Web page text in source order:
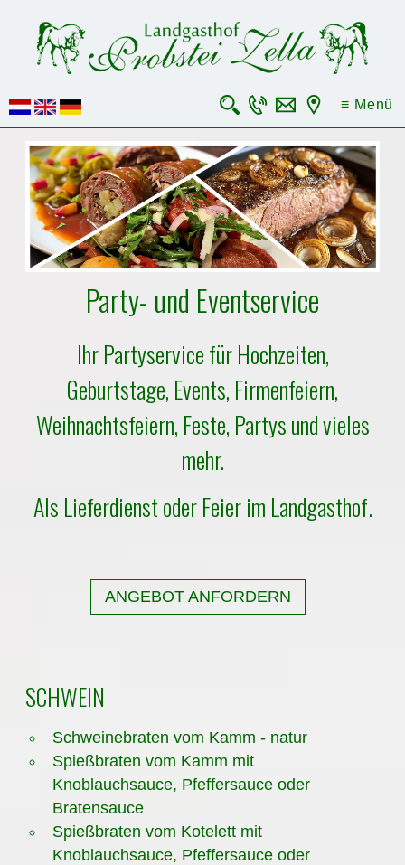
×
≡ Menü
Party- und Eventservice
Ihr Partyservice für Hochzeiten,
Geburtstage, Events, Firmenfeiern,
Weihnachtsfeiern, Feste, Partys und vieles
mehr.
​Als Lieferdienst oder Feier im Landgasthof.
ANGEBOT ANFORDERN
SCHWEIN
Schweinebraten vom Kamm - natur
Spießbraten vom Kamm mit
Knoblauchsauce, Pfeffersauce oder
Bratensauce
Spießbraten vom Kotelett mit
Knoblauchsauce, Pfeffersauce oder